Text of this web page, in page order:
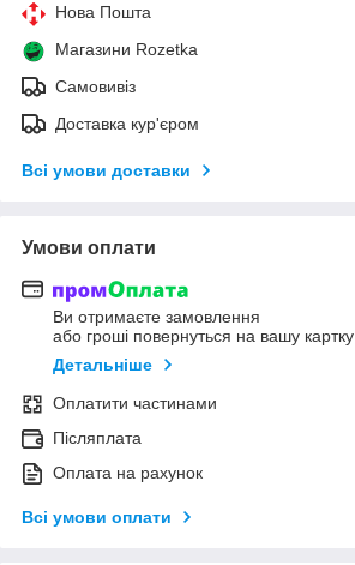
Нова Пошта
Магазини Rozetka
Самовивіз
Доставка кур'єром
Всі умови доставки
Умови оплати
Ви отримаєте замовлення
або гроші повернуться на вашу картку
Детальніше
Оплатити частинами
Післяплата
Оплата на рахунок
Всі умови оплати